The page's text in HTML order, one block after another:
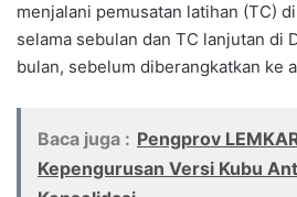
menjalani pemusatan latihan (TC)
selama sebulan dan TC lanjutan di
bulan, sebelum diberangkatkan ke
Baca juga : Pengprov
Kepengurusan Versi Kubu